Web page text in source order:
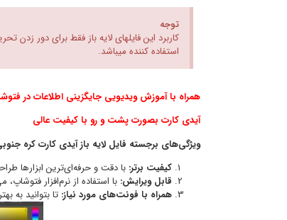
توجه
کاربرد این فایلهای لایه باز فقط برای دور
استفاده کننده میباشد.
همراه با آموزش ویدیویی جایگزینی اطلاعات در
آیدی کارت بصورت پشت و رو با کیفیت عالی
ویژگی‌های برجسته فایل لایه باز آیدی کارت کره
کیفیت برتر: با دقت و حرفه‌ای‌ترین ابزارها
قابل ویرایش: با استفاده از نرم‌افزار
همراه با فونت‌های مورد نیاز: تا بتوانید به